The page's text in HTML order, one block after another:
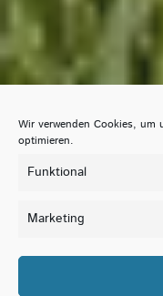
Wir verwenden Cookies, um
optimieren.
Funktional
Marketing